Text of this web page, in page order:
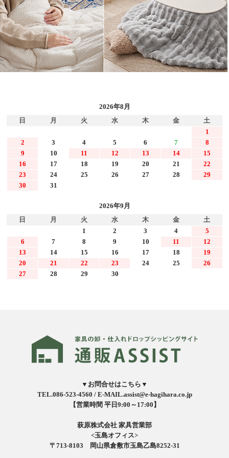
2026年8月
日
月 火 水 木 金
土
1
2
3 4 5 6 7
8
9
10 11 12 13 14
15
16
17 18 19 20 21
22
23
24 25 26 27 28
29
30
31
2026年9月
日
月 火 水 木 金
土
1
2 3 4
5
6
7 8 9 10 11
12
13
14 15 16 17 18
19
20
21 22 23 24 25
26
27
28 29 30
▼お問合せはこちら▼
TEL.086-523-4560 / E-MAIL.assist@e-hagihara.co.jp
【営業時間 平日9:00～17:00】
萩原株式会社 家具営業部
<玉島オフィス>
〒713-8103 岡山県倉敷市玉島乙島8252-31